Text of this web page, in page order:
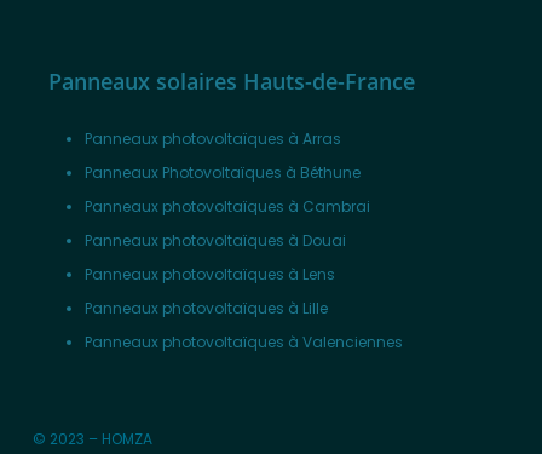
Panneaux solaires Hauts-de-France
Panneaux photovoltaïques à Arras
Panneaux Photovoltaïques à Béthune
Panneaux photovoltaïques à Cambrai
Panneaux photovoltaïques à Douai
Panneaux photovoltaïques à Lens
Panneaux photovoltaïques à Lille
Panneaux photovoltaïques à Valenciennes
© 2023 – HOMZA